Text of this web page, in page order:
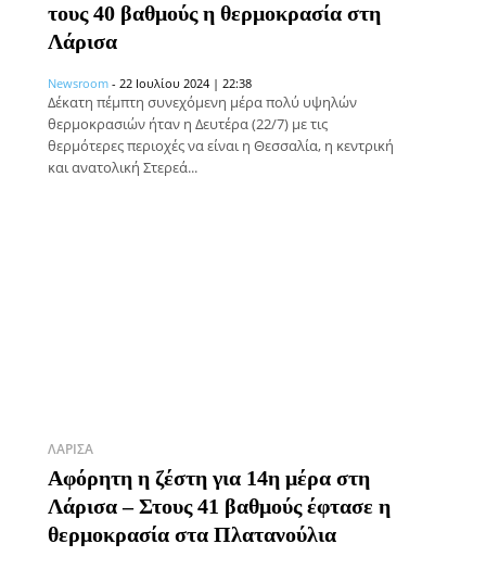
τους 40 βαθμούς η θερμοκρασία στη
Λάρισα
Newsroom - 22 Ιουλίου 2024 | 22:38
Δέκατη πέμπτη συνεχόμενη μέρα πολύ υψηλών
θερμοκρασιών ήταν η Δευτέρα (22/7) με τις
θερμότερες περιοχές να είναι η Θεσσαλία, η κεντρική
και ανατολική Στερεά...
ΛΆΡΙΣΑ
Αφόρητη η ζέστη για 14η μέρα στη
Λάρισα – Στους 41 βαθμούς έφτασε η
θερμοκρασία στα Πλατανούλια